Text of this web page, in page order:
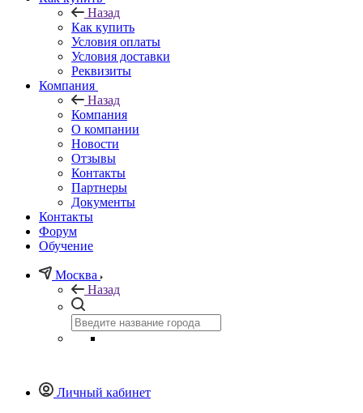
Назад
Как купить
Условия оплаты
Условия доставки
Реквизиты
Компания
Назад
Компания
О компании
Новости
Отзывы
Контакты
Партнеры
Документы
Контакты
Форум
Обучение
Москва
Назад
Личный кабинет